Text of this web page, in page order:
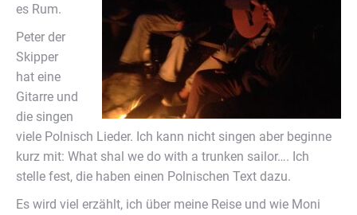
es Rum.
Peter der
Skipper
hat eine
Gitarre und
die singen
viele Polnisch Lieder. Ich kann nicht singen aber beginne
kurz mit: What shal we do with a trunken sailor…. Ich
stelle fest, die haben einen Polnischen Text dazu.
Es wird viel erzählt, ich über meine Reise und wie Moni